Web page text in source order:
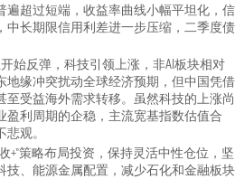
遍超过短端，收益率曲线小幅平坦化，信
中长期限信用利差进一步压缩，二季度债
始反弹，科技引领上涨，非AI板块相对
地缘冲突扰动全球经济预期，但中国凭借
受益海外需求转移。虽然科技的上涨尚
盈利周期的企稳，主流宽基指数估值合
观。
+”策略布局投资，保持灵活中性仓位，坚
技、能源金属配置，减少石化和金融板块